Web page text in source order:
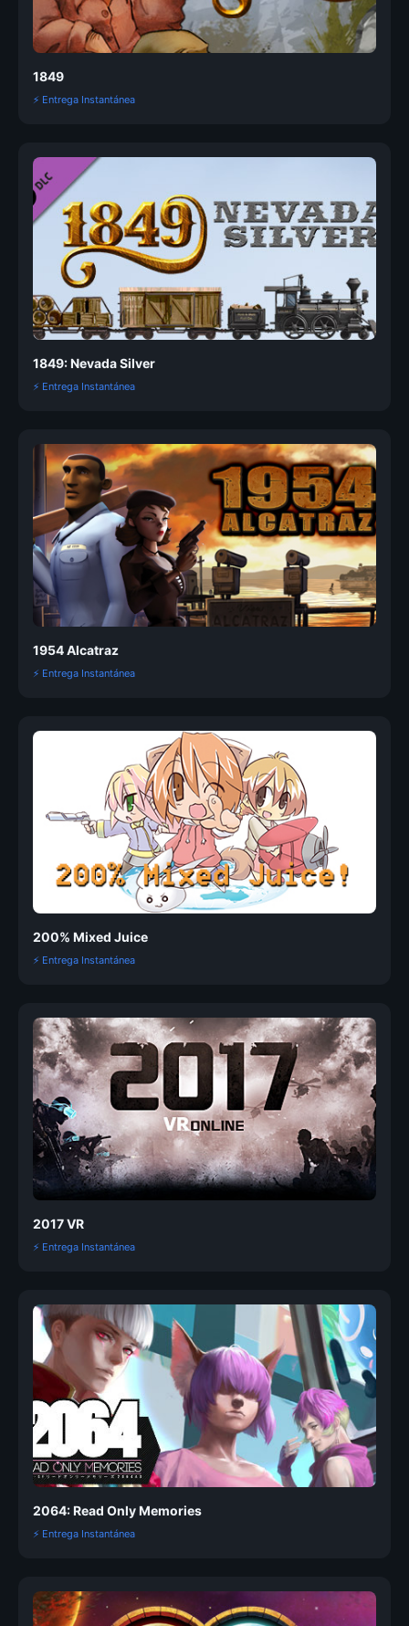
1849
⚡ Entrega Instantánea
1849: Nevada Silver
⚡ Entrega Instantánea
1954 Alcatraz
⚡ Entrega Instantánea
200% Mixed Juice
⚡ Entrega Instantánea
2017 VR
⚡ Entrega Instantánea
2064: Read Only Memories
⚡ Entrega Instantánea